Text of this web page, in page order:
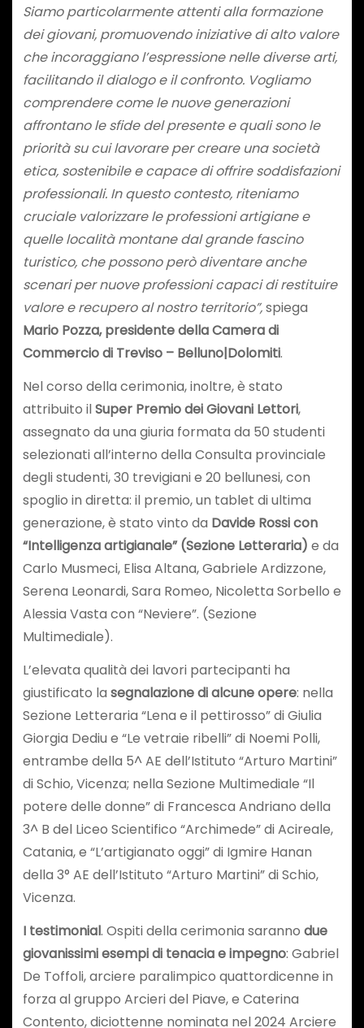
Siamo particolarmente attenti alla formazione
dei giovani, promuovendo iniziative di alto valore
che incoraggiano l’espressione nelle diverse arti,
facilitando il dialogo e il confronto. Vogliamo
comprendere come le nuove generazioni
affrontano le sfide del presente e quali sono le
priorità su cui lavorare per creare una società
etica, sostenibile e capace di offrire soddisfazioni
professionali. In questo contesto, riteniamo
cruciale valorizzare le professioni artigiane e
quelle località montane dal grande fascino
turistico, che possono però diventare anche
scenari per nuove professioni capaci di restituire
valore e recupero al nostro territorio”,spiega
Mario Pozza, presidente della Camera di
Commercio di Treviso – Belluno|Dolomiti.
Nel corso della cerimonia, inoltre, è stato
attribuito ilSuper Premio dei Giovani Lettori,
assegnato da una giuria formata da 50 studenti
selezionati all’interno della Consulta provinciale
degli studenti, 30 trevigiani e 20 bellunesi, con
spoglio in diretta: il premio, un tablet di ultima
generazione, è stato vinto da Davide Rossi con
“Intelligenza artigianale” (Sezione Letteraria) e da
Carlo Musmeci, Elisa Altana, Gabriele Ardizzone,
Serena Leonardi, Sara Romeo, Nicoletta Sorbello e
Alessia Vasta con “Neviere”. (Sezione
Multimediale).
L’elevata qualità dei lavori partecipanti ha
giustificato la segnalazione di alcune opere: nella
Sezione Letteraria “Lena e il pettirosso” di Giulia
Giorgia Dediu e “Le vetraie ribelli” di Noemi Polli,
entrambe della 5^ AE dell’Istituto “Arturo Martini”
di Schio, Vicenza; nella Sezione Multimediale “Il
potere delle donne” di Francesca Andriano della
3^ B del Liceo Scientifico “Archimede” di Acireale,
Catania, e “L’artigianato oggi” di Igmire Hanan
della 3° AE dell’Istituto “Arturo Martini” di Schio,
Vicenza.
I testimonial. Ospiti della cerimonia saranno due
giovanissimi esempi di tenacia e impegno: Gabriel
De Toffoli, arciere paralimpico quattordicenne in
forza al gruppo Arcieri del Piave, e Caterina
Contento, diciottenne nominata nel 2024 Arciere